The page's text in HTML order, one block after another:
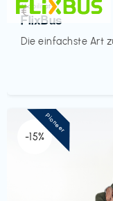
Mobilität
FlixBus
Die einfachste Art
€‎
-15%
Pioneer